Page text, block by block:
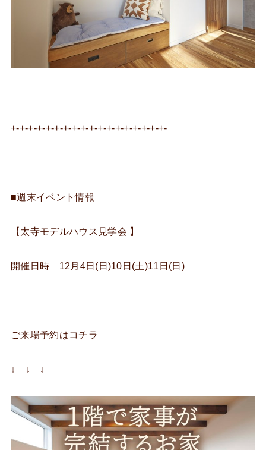
+-+-+-+-+-+-+-+-+-+-+-+-+-+-+-+-+-+-
■週末イベント情報
【太寺モデルハウス見学会 】
開催日時 12月4日(日)10日(土)11日(日)
ご来場予約はコチラ
↓ ↓ ↓